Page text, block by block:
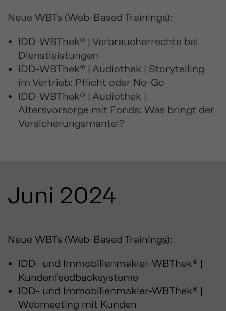
Neue WBTs (Web-Based Trainings):
IDD-WBThek® | Verbraucherrechte bei
Dienstleistungen
IDD-WBThek® | Audiothek | Storytelling
im Vertrieb: Pflicht oder No-Go
IDD-WBThek® | Audiothek |
Altersvorsorge mit Fonds: Was bringt der
Versicherungsmantel?
Juni 2024
Neue WBTs (Web-Based Trainings):
IDD- und Immobilienmakler-WBThek® |
Kundenfeedbacksysteme
IDD- und Immobilienmakler-WBThek® |
Webmeeting mit Kunden